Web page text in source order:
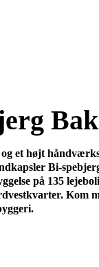
et højt
Bi-
på 135
Kom